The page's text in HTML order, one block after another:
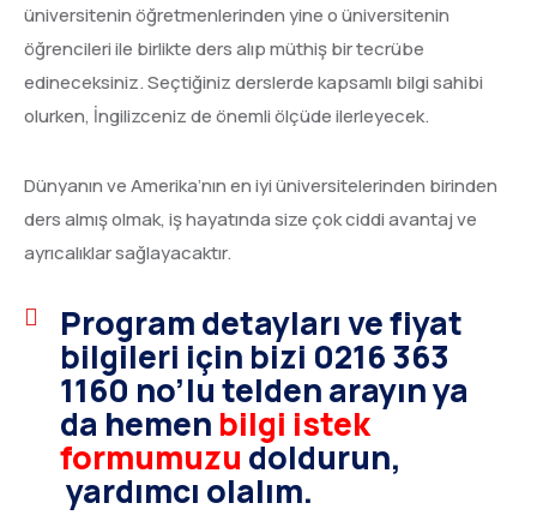
üniversitenin öğretmenlerinden yine o üniversitenin
öğrencileri ile birlikte ders alıp müthiş bir tecrübe
edineceksiniz. Seçtiğiniz derslerde kapsamlı bilgi sahibi
olurken, İngilizceniz de önemli ölçüde ilerleyecek.
Dünyanın ve Amerika’nın en iyi üniversitelerinden birinden
ders almış olmak, iş hayatında size çok ciddi avantaj ve
ayrıcalıklar sağlayacaktır.
Program detayları ve fiyat
bilgileri için bizi 0216 363
1160 no’lu telden arayın ya
da hemen bilgi istek
formumuzu doldurun,
yardımcı olalım.